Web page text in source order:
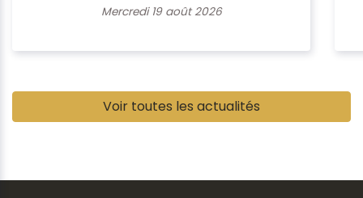
Mercredi 19 août 2026
Voir toutes les actualités